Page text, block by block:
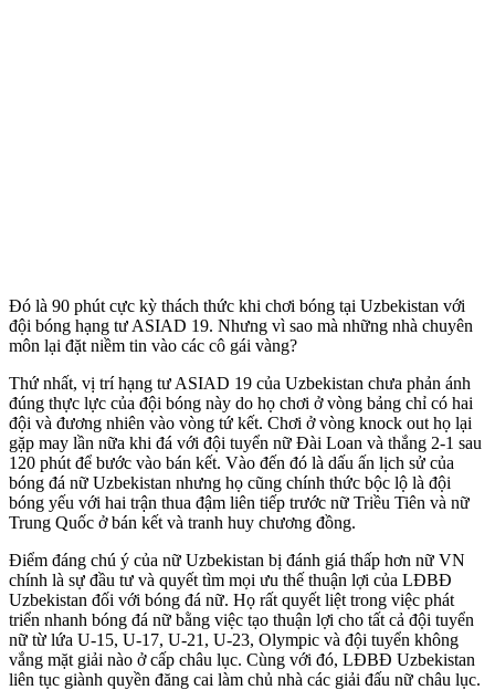
Đó là 90 phút cực kỳ thách thức khi chơi bóng tại Uzbekistan với
đội bóng hạng tư ASIAD 19. Nhưng vì sao mà những nhà chuyên
môn lại đặt niềm tin vào các cô gái vàng?
Thứ nhất, vị trí hạng tư ASIAD 19 của Uzbekistan chưa phản ánh
đúng thực lực của đội bóng này do họ chơi ở vòng bảng chỉ có hai
đội và đương nhiên vào vòng tứ kết. Chơi ở vòng knock out họ lại
gặp may lần nữa khi đá với đội tuyển nữ Đài Loan và thắng 2-1 sau
120 phút để bước vào bán kết. Vào đến đó là dấu ấn lịch sử của
bóng đá nữ Uzbekistan nhưng họ cũng chính thức bộc lộ là đội
bóng yếu với hai trận thua đậm liên tiếp trước nữ Triều Tiên và nữ
Trung Quốc ở bán kết và tranh huy chương đồng.
Điểm đáng chú ý của nữ Uzbekistan bị đánh giá thấp hơn nữ VN
chính là sự đầu tư và quyết tìm mọi ưu thế thuận lợi của LĐBĐ
Uzbekistan đối với bóng đá nữ. Họ rất quyết liệt trong việc phát
triển nhanh bóng đá nữ bằng việc tạo thuận lợi cho tất cả đội tuyển
nữ từ lứa U-15, U-17, U-21, U-23, Olympic và đội tuyển không
vắng mặt giải nào ở cấp châu lục. Cùng với đó, LĐBĐ Uzbekistan
liên tục giành quyền đăng cai làm chủ nhà các giải đấu nữ châu lục.